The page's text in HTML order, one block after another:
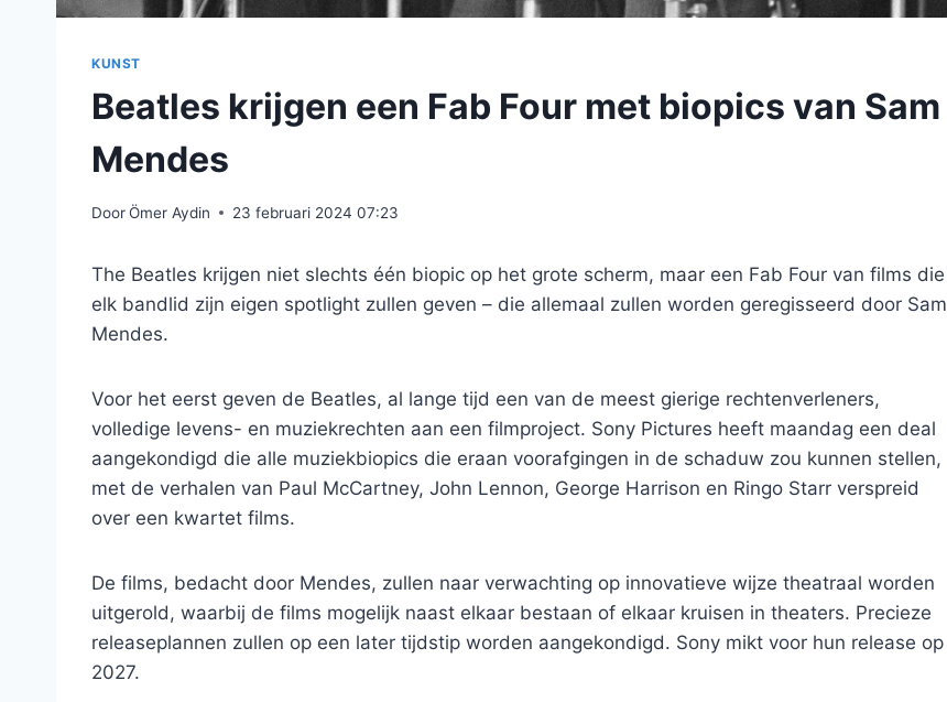
KUNST
Beatles krijgen een Fab Four met biopics van Sam
Mendes
DoorÖmer Aydin 23 februari 2024 07:23
The Beatles krijgen niet slechts één biopic op het grote scherm, maar een Fab Four van films die
elk bandlid zijn eigen spotlight zullen geven – die allemaal zullen worden geregisseerd door Sam
Mendes.
Voor het eerst geven de Beatles, al lange tijd een van de meest gierige rechtenverleners,
volledige levens- en muziekrechten aan een filmproject. Sony Pictures heeft maandag een deal
aangekondigd die alle muziekbiopics die eraan voorafgingen in de schaduw zou kunnen stellen,
met de verhalen van Paul McCartney, John Lennon, George Harrison en Ringo Starr verspreid
over een kwartet films.
De films, bedacht door Mendes, zullen naar verwachting op innovatieve wijze theatraal worden
uitgerold, waarbij de films mogelijk naast elkaar bestaan ​​of elkaar kruisen in theaters. Precieze
releaseplannen zullen op een later tijdstip worden aangekondigd. Sony mikt voor hun release op
2027.